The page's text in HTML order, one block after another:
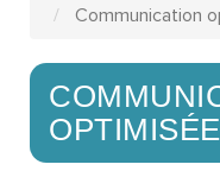
Communication
OPTIMISÉE